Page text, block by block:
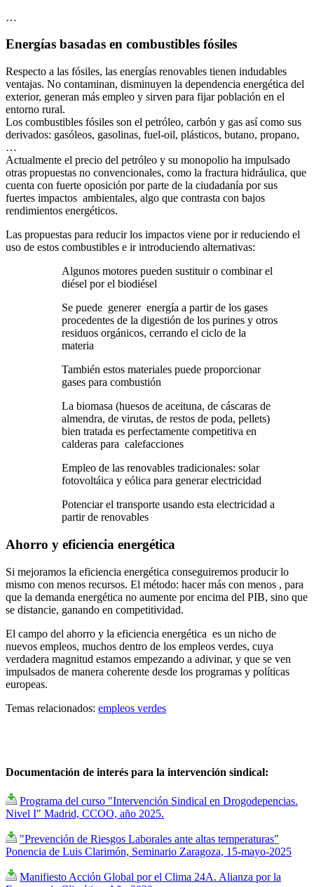
…
Energías basadas en combustibles fósiles
Respecto a las fósiles, las energías renovables tienen indudables
ventajas. No contaminan, disminuyen la dependencia energética del
exterior, generan más empleo y sirven para fijar población en el
entorno rural.
Los combustibles fósiles son el petróleo, carbón y gas así como sus
derivados: gasóleos, gasolinas, fuel-oil, plásticos, butano, propano,
…
Actualmente el precio del petróleo y su monopolio ha impulsado
otras propuestas no convencionales, como la fractura hidráulica, que
cuenta con fuerte oposición por parte de la ciudadanía por sus
fuertes impactos ambientales, algo que contrasta con bajos
rendimientos energéticos.
Las propuestas para reducir los impactos viene por ir reduciendo el
uso de estos combustibles e ir introduciendo alternativas:
Algunos motores pueden sustituir o combinar el
diésel por el biodiésel
Se puede generer energía a partir de los gases
procedentes de la digestión de los purines y otros
residuos orgánicos, cerrando el ciclo de la
materia
También estos materiales puede proporcionar
gases para combustión
La biomasa (huesos de aceituna, de cáscaras de
almendra, de virutas, de restos de poda, pellets)
bien tratada es perfectamente competitiva en
calderas para calefacciones
Empleo de las renovables tradicionales: solar
fotovoltáica y eólica para generar electricidad
Potenciar el transporte usando esta electricidad a
partir de renovables
Ahorro y eficiencia energética
Si mejoramos la eficiencia energética conseguiremos producir lo
mismo con menos recursos. El método: hacer más con menos , para
que la demanda energética no aumente por encima del PIB, sino que
se distancie, ganando en competitividad.
El campo del ahorro y la eficiencia energética es un nicho de
nuevos empleos, muchos dentro de los empleos verdes, cuya
verdadera magnitud estamos empezando a adivinar, y que se ven
impulsados de manera coherente desde los programas y políticas
europeas.
Temas relacionados: empleos verdes
Documentación de interés para la intervención sindical:
Programa del curso "Intervención Sindical en Drogodepencias.
Nivel I" Madrid, CCOO, año 2025.
"Prevención de Riesgos Laborales ante altas temperaturas"
Ponencia de Luis Clarimón, Seminario Zaragoza, 15-mayo-2025
Manifiesto Acción Global por el Clima 24A. Alianza por la